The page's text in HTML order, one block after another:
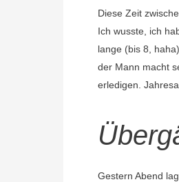
Diese Zeit
Ich wusste, ich
lange (bis 8,
der Mann macht
erledigen.
Gestern Abend